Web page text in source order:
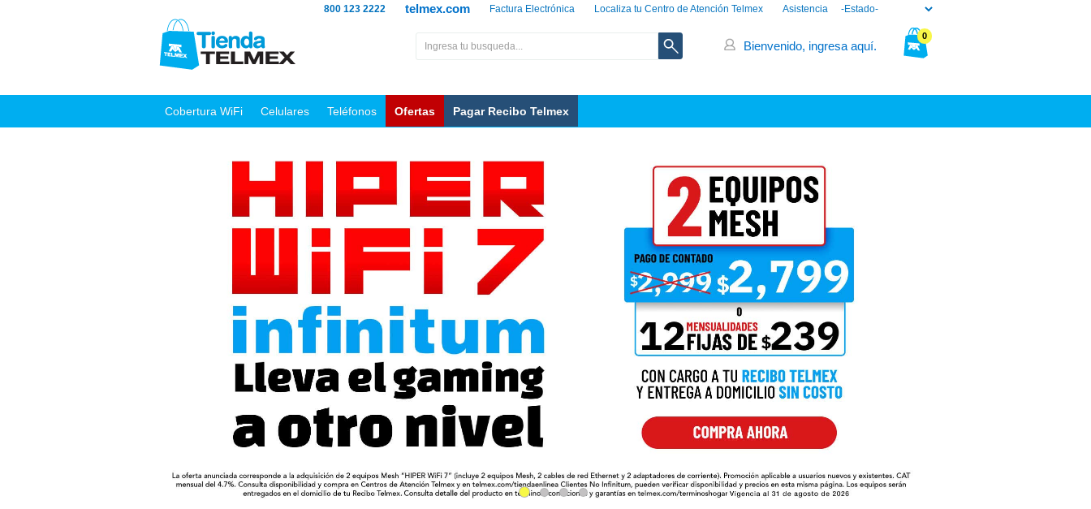
Asistencia
Localiza tu Centro de Atención Telmex
Factura Electrónica
telmex.com
800 123 2222
0
Bienvenido, ingresa aquí.
Cobertura WiFi Celulares Teléfonos Ofertas Pagar Recibo Telmex